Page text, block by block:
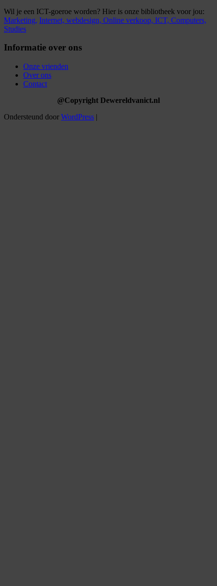
Wil je een ICT-goeroe worden? Hier is onze bibliotheek voor jou:
Marketing, Internet, webdesign, Online verkoop, ICT, Computers,
Studies
Informatie over ons
Onze vrienden
Over ons
Contact
@Copyright Dewereldvanict.nl
Ondersteund door WordPress |